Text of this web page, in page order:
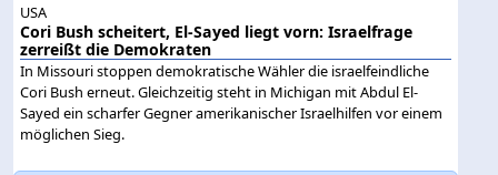
USA
Cori Bush scheitert, El-Sayed liegt vorn: Israelfrage
zerreißt die Demokraten
In Missouri stoppen demokratische Wähler die israelfeindliche
Cori Bush erneut. Gleichzeitig steht in Michigan mit Abdul El-
Sayed ein scharfer Gegner amerikanischer Israelhilfen vor einem
möglichen Sieg.